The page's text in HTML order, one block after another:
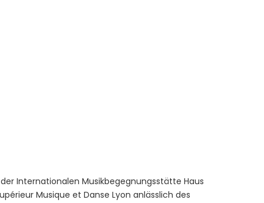
Internationalen Musikbegegnungsstätte Haus
Musique et Danse Lyon anlässlich des